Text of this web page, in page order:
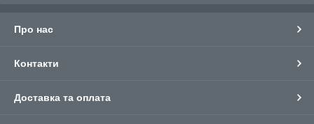
Про нас
Контакти
Доставка та оплата